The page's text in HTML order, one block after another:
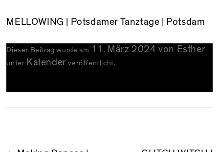
MELLOWING | Potsdamer Tanztage | Potsdam
Dieser Beitrag wurde am 11. März 2024 von Esther
unter Kalender veröffentlicht.